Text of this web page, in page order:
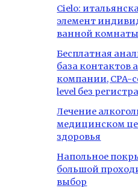
Cielo:
элемент
ванной комнаты
Бесплатная
база контактов
компании, CPA-
level без
Лечение
медицинском
здоровья
Напольное
большой
выбор